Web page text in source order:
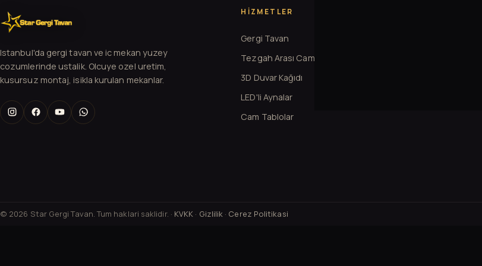
Istanbul'da gergi tavan ve ic mekan yuzey
cozumlerinde ustalik. Olcuye ozel uretim,
kusursuz montaj, isikla kurulan mekanlar.
HIZMETLER
Gergi Tavan
Tezgah Arası Cam
3D Duvar Kağıdı
LED'li Aynalar
Cam Tablolar
© 2026 Star Gergi Tavan. Tum haklari saklidir. · KVKK · Gizlilik · Cerez Politikasi